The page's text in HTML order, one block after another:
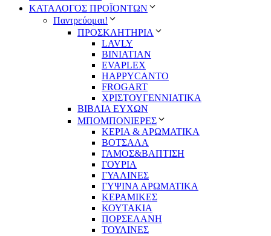
ΚΑΤΑΛΟΓΟΣ ΠΡΟΪΟΝΤΩΝ
Παντρεύομαι!
ΠΡΟΣΚΛΗΤΗΡΙΑ
LAVLY
BINIATIAN
EVAPLEX
HAPPYCANTO
FROGART
ΧΡΙΣΤΟΥΓΕΝΝΙΑΤΙΚΑ
ΒΙΒΛΙΑ ΕΥΧΩΝ
ΜΠΟΜΠΟΝΙΕΡΕΣ
ΚΕΡΙΑ & ΑΡΩΜΑΤΙΚΑ
ΒΟΤΣΑΛΑ
ΓΑΜΟΣ&ΒΑΠΤΙΣΗ
ΓΟΥΡΙΑ
ΓΥΑΛΙΝΕΣ
ΓΥΨΙΝΑ ΑΡΩΜΑΤΙΚΑ
ΚΕΡΑΜΙΚΕΣ
ΚΟΥΤΑΚΙΑ
ΠΟΡΣΕΛΑΝΗ
ΤΟΥΛΙΝΕΣ